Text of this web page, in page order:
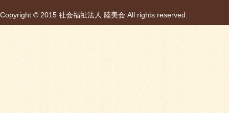
Copyright © 2015 社会福祉法人 陸美会 All rights reserved.